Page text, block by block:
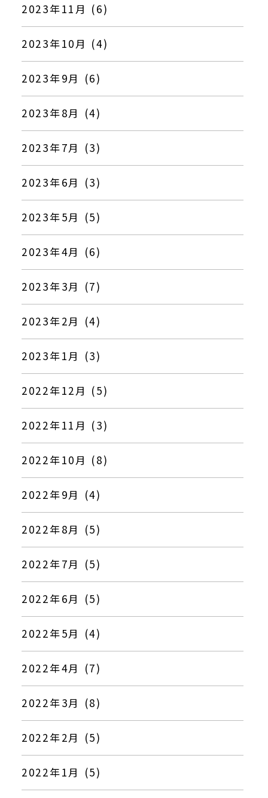
2023年11月 (6)
2023年10月 (4)
2023年9月 (6)
2023年8月 (4)
2023年7月 (3)
2023年6月 (3)
2023年5月 (5)
2023年4月 (6)
2023年3月 (7)
2023年2月 (4)
2023年1月 (3)
2022年12月 (5)
2022年11月 (3)
2022年10月 (8)
2022年9月 (4)
2022年8月 (5)
2022年7月 (5)
2022年6月 (5)
2022年5月 (4)
2022年4月 (7)
2022年3月 (8)
2022年2月 (5)
2022年1月 (5)